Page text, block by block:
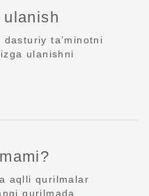
ta’minotni
ulanishni
aqlli qurilmalar
qurilmada